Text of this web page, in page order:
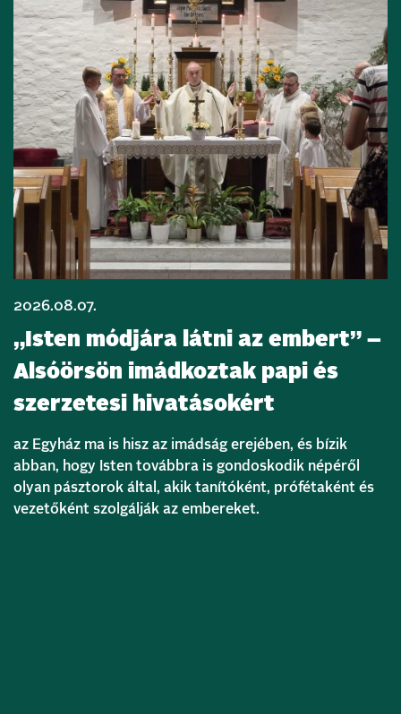
2026.08.07.
„Isten módjára látni az embert” –
Alsóörsön imádkoztak papi és
szerzetesi hivatásokért
az Egyház ma is hisz az imádság erejében, és bízik
abban, hogy Isten továbbra is gondoskodik népéről
olyan pásztorok által, akik tanítóként, prófétaként és
vezetőként szolgálják az embereket.